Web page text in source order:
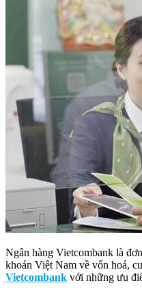
Ngân hàng Vietcombank là
khoán Việt Nam về vốn hoá,
Vietcombank với những ưu